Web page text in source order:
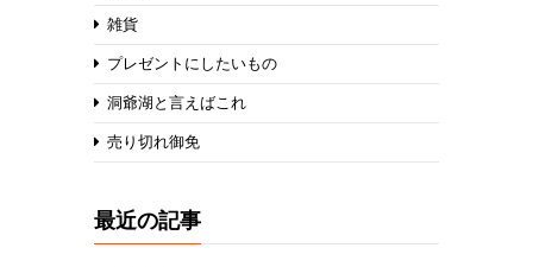
雑貨
プレゼントにしたいもの
洞爺湖と言えばこれ
売り切れ御免
最近の記事